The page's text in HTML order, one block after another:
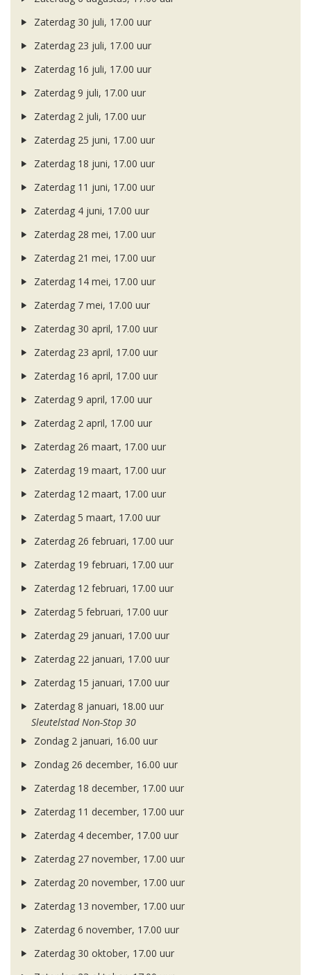
Zaterdag 30 juli, 17.00 uur
Zaterdag 23 juli, 17.00 uur
Zaterdag 16 juli, 17.00 uur
Zaterdag 9 juli, 17.00 uur
Zaterdag 2 juli, 17.00 uur
Zaterdag 25 juni, 17.00 uur
Zaterdag 18 juni, 17.00 uur
Zaterdag 11 juni, 17.00 uur
Zaterdag 4 juni, 17.00 uur
Zaterdag 28 mei, 17.00 uur
Zaterdag 21 mei, 17.00 uur
Zaterdag 14 mei, 17.00 uur
Zaterdag 7 mei, 17.00 uur
Zaterdag 30 april, 17.00 uur
Zaterdag 23 april, 17.00 uur
Zaterdag 16 april, 17.00 uur
Zaterdag 9 april, 17.00 uur
Zaterdag 2 april, 17.00 uur
Zaterdag 26 maart, 17.00 uur
Zaterdag 19 maart, 17.00 uur
Zaterdag 12 maart, 17.00 uur
Zaterdag 5 maart, 17.00 uur
Zaterdag 26 februari, 17.00 uur
Zaterdag 19 februari, 17.00 uur
Zaterdag 12 februari, 17.00 uur
Zaterdag 5 februari, 17.00 uur
Zaterdag 29 januari, 17.00 uur
Zaterdag 22 januari, 17.00 uur
Zaterdag 15 januari, 17.00 uur
Zaterdag 8 januari, 18.00 uur
Sleutelstad Non-Stop 30
Zondag 2 januari, 16.00 uur
Zondag 26 december, 16.00 uur
Zaterdag 18 december, 17.00 uur
Zaterdag 11 december, 17.00 uur
Zaterdag 4 december, 17.00 uur
Zaterdag 27 november, 17.00 uur
Zaterdag 20 november, 17.00 uur
Zaterdag 13 november, 17.00 uur
Zaterdag 6 november, 17.00 uur
Zaterdag 30 oktober, 17.00 uur